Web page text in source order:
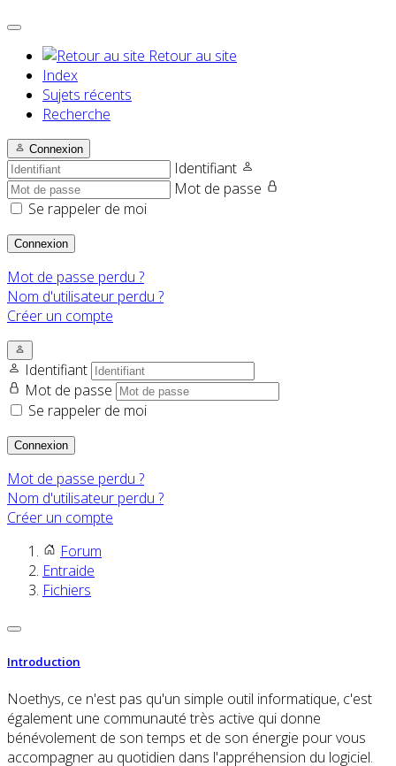
Retour au site
Index
Sujets récents
Recherche
Connexion
Identifiant
Mot de passe
Se rappeler de moi
Connexion
Mot de passe perdu ?
Nom d'utilisateur perdu ?
Créer un compte
Identifiant
Mot de passe
Se rappeler de moi
Connexion
Mot de passe perdu ?
Nom d'utilisateur perdu ?
Créer un compte
Forum
Entraide
Fichiers
Introduction
Noethys, ce n'est pas qu'un simple outil informatique, c'est
également une communauté très active qui donne
bénévolement de son temps et de son énergie pour vous
accompagner au quotidien dans l'appréhension du logiciel.